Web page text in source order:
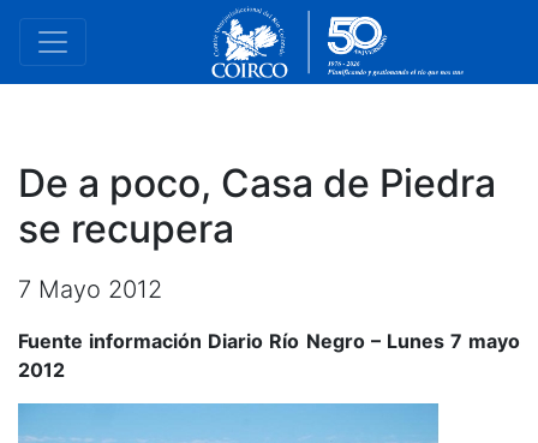
De a poco, Casa de Piedra
se recupera
7 Mayo 2012
Fuente información Diario Río Negro – Lunes 7 mayo
2012